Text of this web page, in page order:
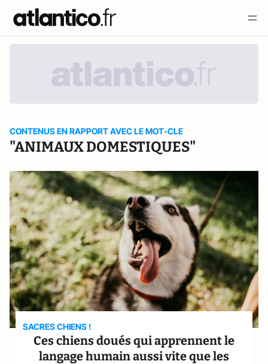
CONTENUS EN RAPPORT AVEC LE MOT-CLE
"ANIMAUX DOMESTIQUES"
SACRES CHIENS !
Ces chiens doués qui apprennent le
langage humain aussi vite que les